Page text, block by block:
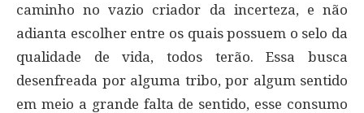
caminho no vazio criador da incerteza, e não
adianta escolher entre os quais possuem o selo da
qualidade de vida, todos terão. Essa busca
desenfreada por alguma tribo, por algum sentido
em meio a grande falta de sentido, esse consumo